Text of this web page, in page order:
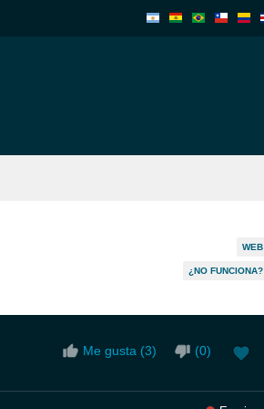
WEB
¿NO FUNCIONA?
Me gusta (3) (0)